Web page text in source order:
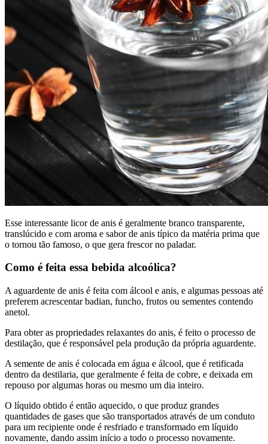
Esse interessante licor de anis é geralmente branco transparente,
translúcido e com aroma e sabor de anis típico da matéria prima que
o tornou tão famoso, o que gera frescor no paladar.
Como é feita essa bebida alcoólica?
A aguardente de anis é feita com álcool e anis, e algumas pessoas até
preferem acrescentar badian, funcho, frutos ou sementes contendo
anetol.
Para obter as propriedades relaxantes do anis, é feito o processo de
destilação, que é responsável pela produção da própria aguardente.
A semente de anis é colocada em água e álcool, que é retificada
dentro da destilaria, que geralmente é feita de cobre, e deixada em
repouso por algumas horas ou mesmo um dia inteiro.
O líquido obtido é então aquecido, o que produz grandes
quantidades de gases que são transportados através de um conduto
para um recipiente onde é resfriado e transformado em líquido
novamente, dando assim início a todo o processo novamente.